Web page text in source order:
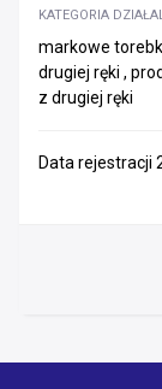
KATEGORIA
markowe
drugiej ręki ,
z drugiej ręki
Data rejestracji